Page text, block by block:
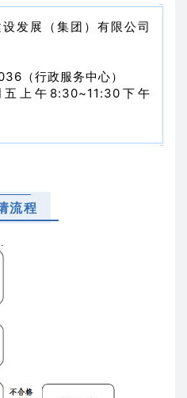
发展（集团）有限公司
（行政服务中心）
上午8:30~11:30下午
流程